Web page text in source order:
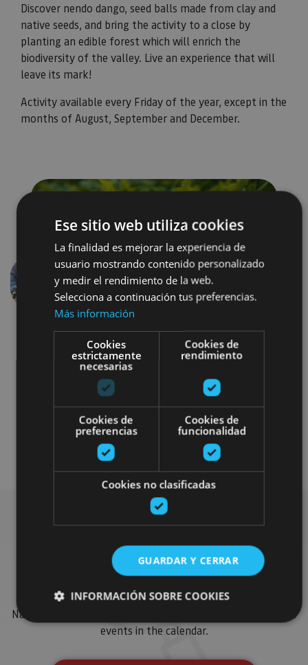
Discover nendo dango, seed balls made from clay and
native seeds, and bring the activity to a close by
planting an edible forest which will enrich the
biodiversity of the valley. Live an experience that will
leave its mark!
Activity available every Friday of the year, except in the
months of August, September and December.
Previous
Granjas-escuela
Plan disponible para todo el público
Find more plans
Find more plans and suggestions to round off your trip in
Navarre: organised activities, tours and the most important
events in the calendar.
Ese sitio web utiliza cookies
La finalidad es mejorar la experiencia de
usuario mostrando contenido personalizado
y medir el rendimiento de la web.
Selecciona a continuación tus preferencias.
Más información
Cookies
estrictamente
necesarias
Cookies de
rendimiento
Cookies de
preferencias
Cookies de
funcionalidad
Cookies no clasificadas
GUARDAR Y CERRAR
INFORMACIÓN SOBRE COOKIES